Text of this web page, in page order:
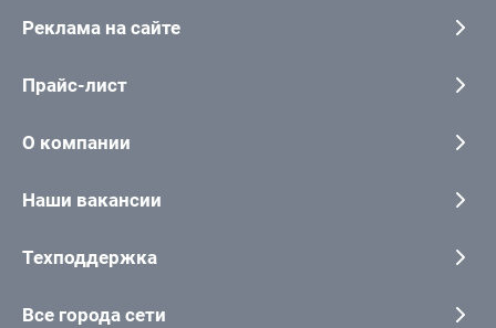
Реклама на сайте
Прайс-лист
О компании
Наши вакансии
Техподдержка
Все города сети